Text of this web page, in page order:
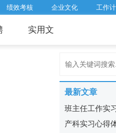
绩效考核 企业文化 工作
实用文
最新文章
班主任工作实
篇
产科实习心得